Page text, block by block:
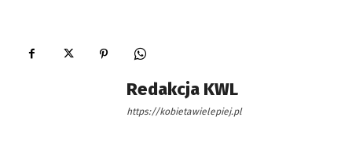
Redakcja KWL
https://kobietawielepiej.pl